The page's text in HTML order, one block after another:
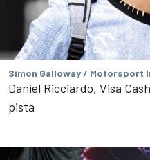
Simon Galloway / Motorsport
Daniel Ricciardo, Visa
pista